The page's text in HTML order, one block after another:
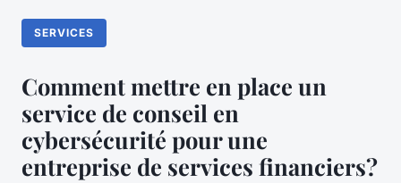
SERVICES
Comment mettre en place un
service de conseil en
cybersécurité pour une
entreprise de services financiers?